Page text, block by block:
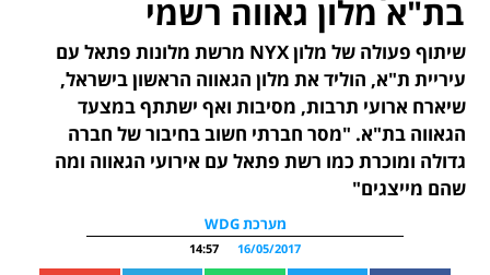
בת"א מלון גאווה רשמי
שיתוף פעולה של מלון NYX מרשת מלונות פתאל עם
עיריית ת"א, הוליד את מלון הגאווה הראשון בישראל,
שיארח ארועי תרבות, מסיבות ואף ישתתף במצעד
הגאווה בת"א. "מסר חברתי חשוב בחיבור של חברה
גדולה ומוכרת כמו רשת פתאל עם אירועי הגאווה ומה
שהם מייצגים"
מערכת WDG
16/05/2017
14:57